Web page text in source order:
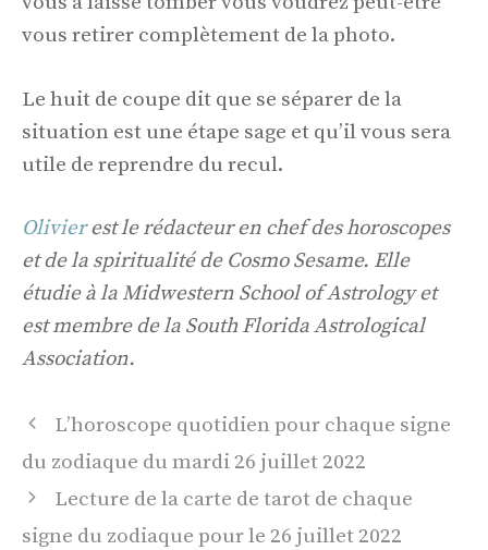
vous retirer complètement de la photo.
Le huit de coupe dit que se séparer de la
situation est une étape sage et qu’il vous sera
utile de reprendre du recul.
Olivierest le rédacteur en chef des horoscopes
et de la spiritualité de Cosmo Sesame. Elle
étudie à la Midwestern School of Astrology et
est membre de la South Florida Astrological
Association.
Navigation
des
L’horoscope quotidien pour chaque signe
du zodiaque du mardi 26 juillet 2022
Lecture de la carte de tarot de chaque
signe du zodiaque pour le 26 juillet 2022